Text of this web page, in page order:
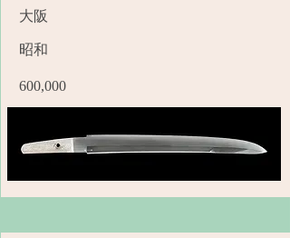
大阪
昭和
600,000